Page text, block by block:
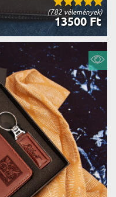
(782 vélemények)
13500 Ft